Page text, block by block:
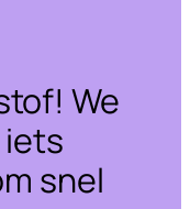
We
iets
snel